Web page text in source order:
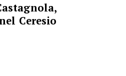
Ceresio